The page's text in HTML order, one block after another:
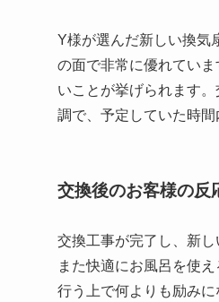
Y様が選んだ新しい換気
の面で非常に優れてい
いことが挙げられます
調で、予定していた時間
交換後のお客様の反
交換工事が完了し、新
また快適にお風呂を使
行う上で何よりも励みに